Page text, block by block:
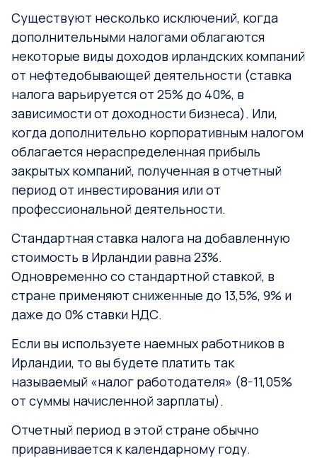
Существуют несколько исключений, когда
дополнительными налогами облагаются
некоторые виды доходов ирландских компаний
от нефтедобывающей деятельности (ставка
налога варьируется от 25% до 40%, в
зависимости от доходности бизнеса). Или,
когда дополнительно корпоративным налогом
облагается нераспределенная прибыль
закрытых компаний, полученная в отчетный
период от инвестирования или от
профессиональной деятельности.
Стандартная ставка налога на добавленную
стоимость в Ирландии равна 23%.
Одновременно со стандартной ставкой, в
стране применяют сниженные до 13,5%, 9% и
даже до 0% ставки НДС.
Если вы используете наемных работников в
Ирландии, то вы будете платить так
называемый «налог работодателя» (8-11,05%
от суммы начисленной зарплаты).
Отчетный период в этой стране обычно
приравнивается к календарному году.